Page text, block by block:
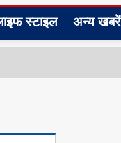
स्टाइल अन्य खबरें